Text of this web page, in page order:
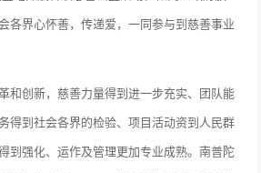
各界心怀善，传递爱，一同参与到慈善事业
和创新，慈善力量得到进一步充实、团队能
得到社会各界的检验、项目活动资到人民群
到强化、运作及管理更加专业成熟。南普陀